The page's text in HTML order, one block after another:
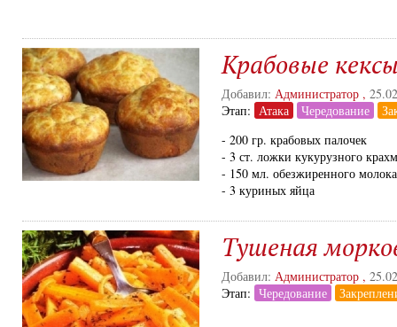
Крабовые
Добавил: Администратор ,
Этап: Атака Чередование
- 200 гр. крабовых палочек
- 3 ст. ложки кукурузного
- 150 мл. обезжиренного молока
- 3 куриных яйца
Тушеная
Добавил: Администратор ,
Этап: Чередование